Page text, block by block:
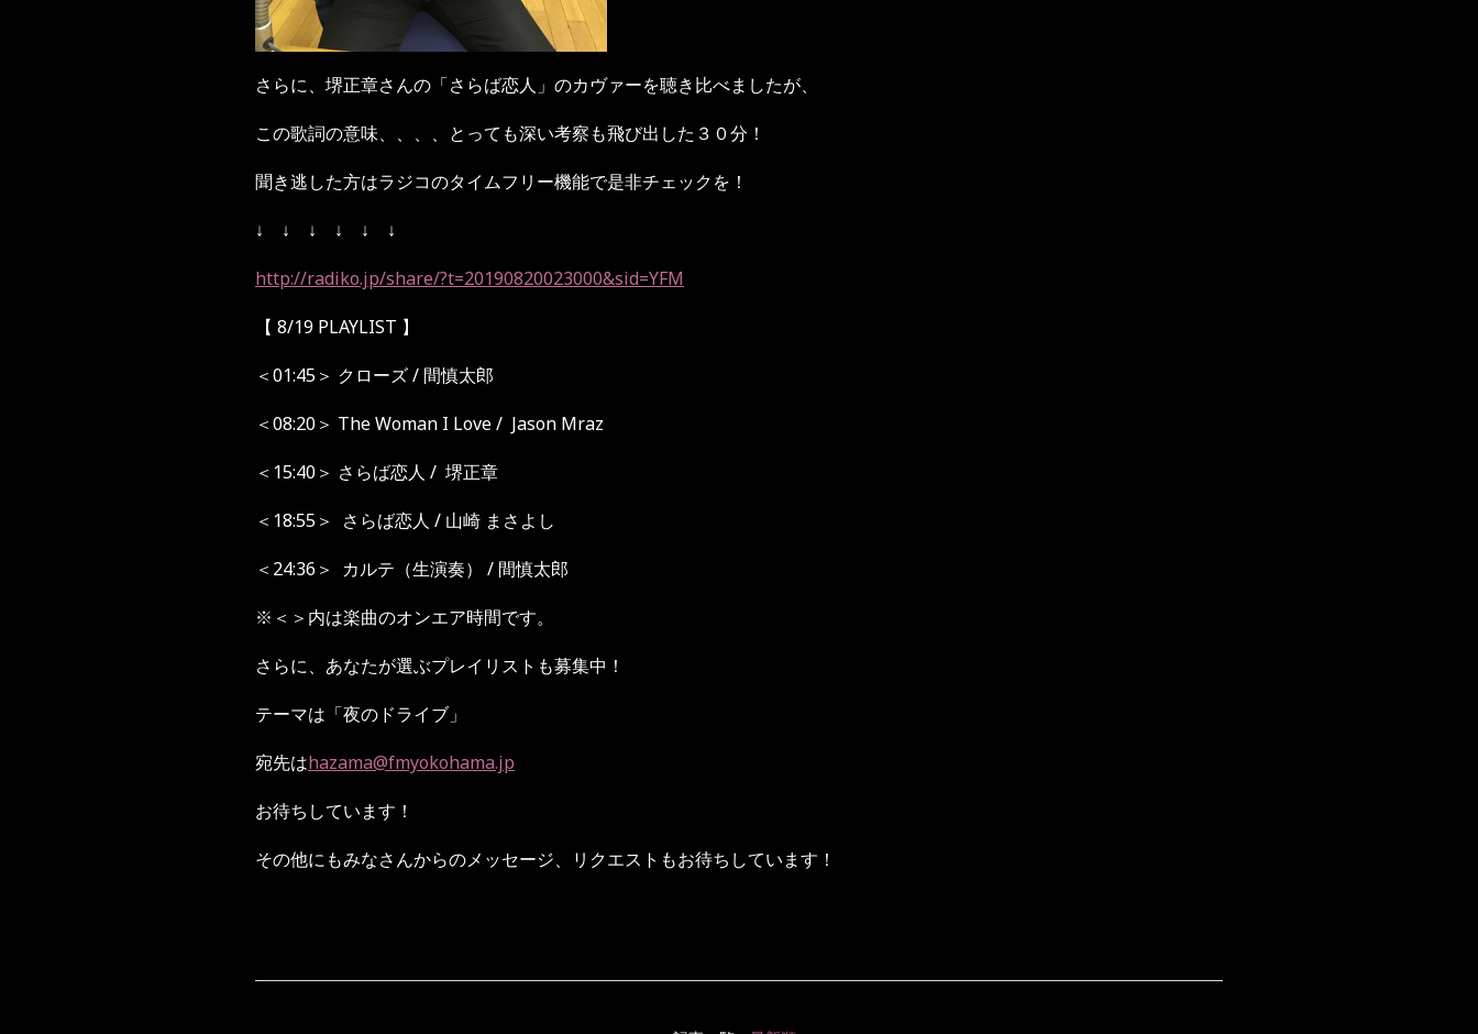
さらに、堺正章さんの「さらば恋人」のカヴァーを聴き比べましたが、
この歌詞の意味、、、、とっても深い考察も飛び出した３０分！
聞き逃した方はラジコのタイムフリー機能で是非チェックを！
↓
↓ ↓ ↓ ↓
↓
http://radiko.jp/share/?t=20190820023000&sid=YFM
【 8/19 PLAYLIST 】
＜01:45＞ クローズ/ 間慎太郎
＜08:20＞ The Woman I Love / Jason Mraz
＜ 15:40＞ さらば恋人 / 堺正章
＜ 18:55＞ さらば恋人 / 山崎 まさよし
＜ 24:36 ＞ カルテ（生演奏） / 間慎太郎
※ ＜＞内は楽曲のオンエア時間です。
さらに、あなたが選ぶプレイリストも募集中！
テーマは「夜のドライブ」
宛先はhazama@fmyokohama.jp
お待ちしています！
その他にもみなさんからのメッセージ、リクエストもお待ちしています！